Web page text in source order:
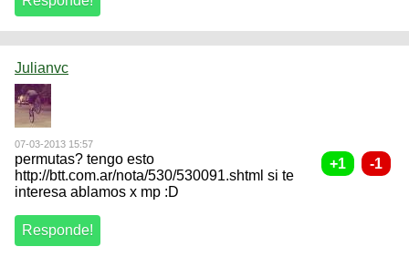
Julianvc
07-03-2013 15:57
permutas? tengo esto
http://btt.com.ar/nota/530/530091.shtml si te
interesa ablamos x mp :D